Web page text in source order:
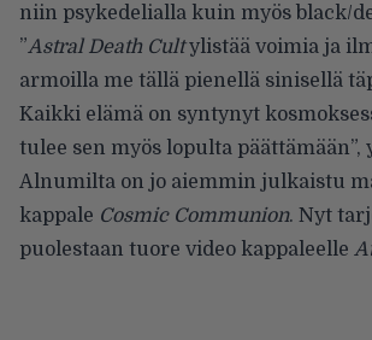
niin psykedelialla kuin myös black/
”Astral Death Cultylistää voimia ja
armoilla me tällä pienellä sinisellä
Kaikki elämä on syntynyt
tulee sen myös lopulta päättämään”,
Alnumilta on jo aiemmin julkaistu
kappale Cosmic Communion. Nyt
puolestaan tuore video kappaleelle